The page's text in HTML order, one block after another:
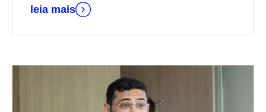
leia mais